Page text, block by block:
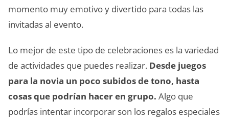
momento muy emotivo y divertido para todas las
invitadas al evento.
Lo mejor de este tipo de celebraciones es la variedad
de actividades que puedes realizar. Desde juegos
para la novia un poco subidos de tono, hasta
cosas que podrían hacer en grupo. Algo que
podrías intentar incorporar son los regalos especiales